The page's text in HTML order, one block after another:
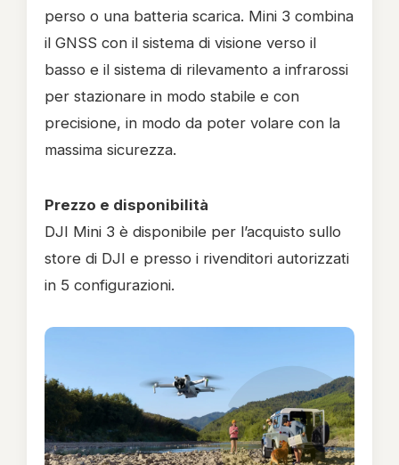
perso o una batteria scarica. Mini 3 combina
il GNSS con il sistema di visione verso il
basso e il sistema di rilevamento a infrarossi
per stazionare in modo stabile e con
precisione, in modo da poter volare con la
massima sicurezza.
Prezzo e disponibilità
DJI Mini 3 è disponibile per l’acquisto sullo
store di DJI e presso i rivenditori autorizzati
in 5 configurazioni.